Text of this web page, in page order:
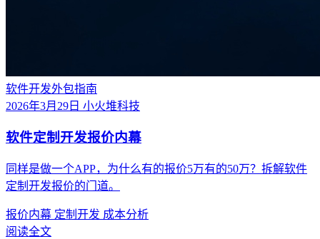
软件开发外包指南
2026年3月29日 小火堆科技
软件定制开发报价内幕
同样是做一个APP，为什么有的报价5万有的50万？拆解软件
定制开发报价的门道。
报价内幕 定制开发 成本分析
阅读全文